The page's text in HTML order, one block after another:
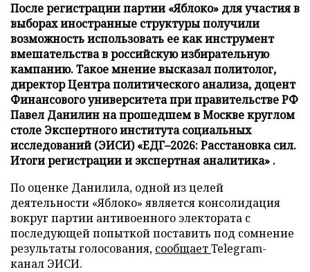
После регистрации партии «Яблоко» для участия в
выборах иностранные структуры получили
возможность использовать ее как инструмент
вмешательства в российскую избирательную
кампанию. Такое мнение высказал политолог,
директор Центра политического анализа, доцент
Финансового университета при правительстве РФ
Павел Данилин на прошедшем в Москве круглом
столе Экспертного института социальных
исследований (ЭИСИ) «ЕДГ–2026: Расстановка сил.
Итоги регистрации и экспертная аналитика» .
По оценке Данилила, одной из целей
деятельности «Яблоко» является консолидация
вокруг партии антивоенного электората с
последующей попыткой поставить под сомнение
результаты голосования, сообщаетTelegram-
канал ЭИСИ.